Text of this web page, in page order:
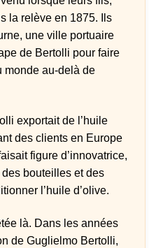
la relève en 1875. Ils
une ville portuaire
de Bertolli pour faire
monde au-delà de
exportait de l’huile
des clients en Europe
figure d’innovatrice,
bouteilles et des
l’huile d’olive.
là. Dans les années
de Guglielmo Bertolli,